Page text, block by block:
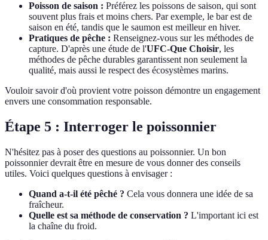
Poisson de saison : Préférez les poissons de saison, qui sont
souvent plus frais et moins chers. Par exemple, le bar est de
saison en été, tandis que le saumon est meilleur en hiver.
Pratiques de pêche : Renseignez-vous sur les méthodes de
capture. D'après une étude de l'UFC-Que Choisir, les
méthodes de pêche durables garantissent non seulement la
qualité, mais aussi le respect des écosystèmes marins.
Vouloir savoir d'où provient votre poisson démontre un engagement
envers une consommation responsable.
Étape 5 : Interroger le poissonnier
N'hésitez pas à poser des questions au poissonnier. Un bon
poissonnier devrait être en mesure de vous donner des conseils
utiles. Voici quelques questions à envisager :
Quand a-t-il été pêché ? Cela vous donnera une idée de sa
fraîcheur.
Quelle est sa méthode de conservation ? L'important ici est
la chaîne du froid.